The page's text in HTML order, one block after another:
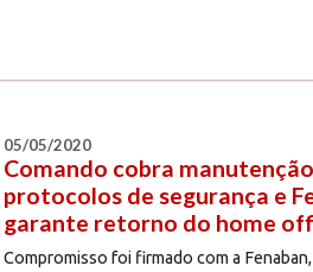
05/05/2020
Comando cobra
protocolos de segurança e
garante retorno do home
Compromisso foi firmado com a